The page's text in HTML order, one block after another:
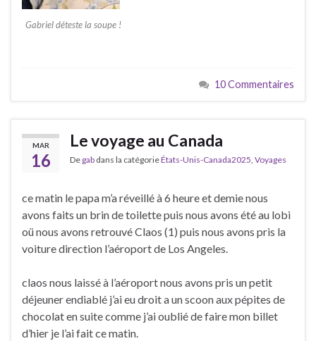
Gabriel déteste la soupe !
10 Commentaires
MAR
16
Le voyage au Canada
De gab dans la catégorieÉtats-Unis-Canada2025, Voyages
ce matin le papa m’a réveillé à 6 heure et demie nous
avons faits un brin de toilette puis nous avons été au lobi
oü nous avons retrouvé Claos (1) puis nous avons pris la
voiture direction l’aéroport de Los Angeles.
claos nous laissé à l’aéroport nous avons pris un petit
déjeuner endiablé j’ai eu droit a un scoon aux pépites de
chocolat en suite comme j’ai oublié de faire mon billet
d’hier je l’ai fait ce matin.